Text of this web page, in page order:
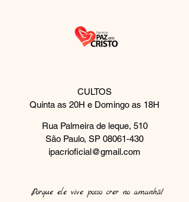
CULTOS
Quinta as 20H e Domingo as 18H
Rua Palmeira de leque, 510
São Paulo, SP 08061-430
ipacrioficial@gmail.com
Porque ele vive posso crer no amanhã!​